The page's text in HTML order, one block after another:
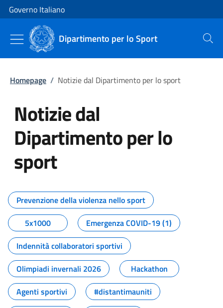
Vai al contenuto
Vai alla navigazione del sito
Governo Italiano
Dipartimento per lo Sport Cerca
Homepage / Notizie dal Dipartimento per lo sport
Notizie dal
Dipartimento per lo
sport
Tutti i contenuti della pagina
Prevenzione della violenza nello sport
5x1000
Emergenza COVID-19 (1)
Indennità collaboratori sportivi
Olimpiadi invernali 2026
Hackathon
Agenti sportivi
#distantimauniti